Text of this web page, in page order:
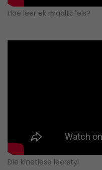
Hoe leer ek maaltafels?
Die kinetiese leerstyl